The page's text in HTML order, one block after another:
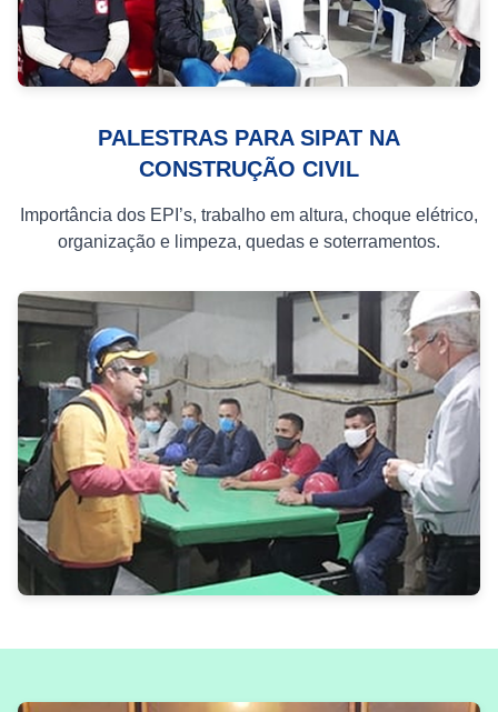
PALESTRAS PARA SIPAT NA
CONSTRUÇÃO CIVIL
Importância dos EPI’s, trabalho em altura, choque elétrico,
organização e limpeza, quedas e soterramentos.